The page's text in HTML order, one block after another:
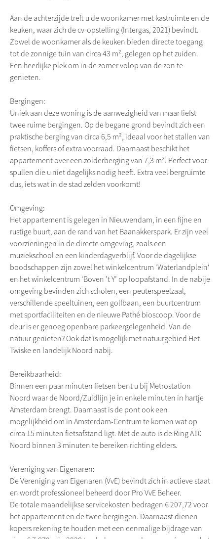
Aan de achterzijde treft u de woonkamer met kastruimte en de
keuken, waar zich de cv-opstelling (Intergas, 2021) bevindt.
Zowel de woonkamer als de keuken bieden directe toegang
tot de zonnige tuin van circa 43 m², gelegen op het zuiden.
Een heerlijke plek om in de zomer volop van de zon te
genieten.
Bergingen:
Uniek aan deze woning is de aanwezigheid van maar liefst
twee ruime bergingen. Op de begane grond bevindt zich een
praktische berging van circa 6,5 m², ideaal voor het stallen van
fietsen, koffers of extra voorraad. Daarnaast beschikt het
appartement over een zolderberging van 7,3 m². Perfect voor
spullen die u niet dagelijks nodig heeft. Extra veel bergruimte
dus, iets wat in de stad zelden voorkomt!
Omgeving:
Het appartement is gelegen in Nieuwendam, in een fijne en
rustige buurt, aan de rand van het Baanakkerspark. Er zijn veel
voorzieningen in de directe omgeving, zoals een
muziekschool en een kinderdagverblijf. Voor de dagelijkse
boodschappen zijn zowel het winkelcentrum 'Waterlandplein'
en het winkelcentrum ‘Boven ’t Y’ op loopafstand. In de nabije
omgeving bevinden zich scholen, een peuterspeelzaal,
verschillende speeltuinen, een golfbaan, een buurtcentrum
met sportfaciliteiten en de nieuwe Pathé bioscoop. Voor de
deur is er genoeg openbare parkeergelegenheid. Van de
natuur genieten? Ook dat is mogelijk met natuurgebied Het
Twiske en landelijk Noord nabij.
Bereikbaarheid:
Binnen een paar minuten fietsen bent u bij Metrostation
Noord waar de Noord/Zuidlijn je in enkele minuten in hartje
Amsterdam brengt. Daarnaast is de pont ook een
mogelijkheid om in Amsterdam-Centrum te komen wat op
circa 15 minuten fietsafstand ligt. Met de auto is de Ring A10
Noord binnen 3 minuten te bereiken richting elders.
Vereniging van Eigenaren:
De Vereniging van Eigenaren (VvE) bevindt zich in actieve staat
en wordt professioneel beheerd door Pro VvE Beheer.
De totale maandelijkse servicekosten bedragen € 207,72 voor
het appartement en de twee bergingen. Daarnaast dienen
kopers rekening te houden met een eenmalige bijdrage van